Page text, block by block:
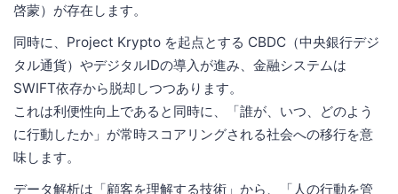
啓蒙）が存在します。
同時に、Project Krypto を起点とする CBDC（中央銀行デジ
タル通貨）やデジタルIDの導入が進み、金融システムは
SWIFT依存から脱却しつつあります。
これは利便性向上であると同時に、「誰が、いつ、どのよう
に行動したか」が常時スコアリングされる社会への移行を意
味します。
データ解析は「顧客を理解する技術」から、「人の行動を管